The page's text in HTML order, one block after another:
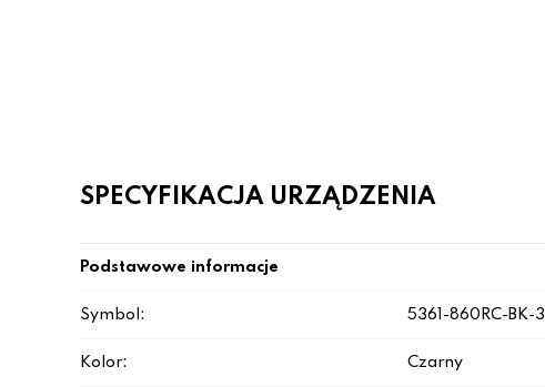
SPECYFIKACJA URZĄDZENIA
Podstawowe informacje
Symbol: 5361-860RC-BK-3
Kolor: Czarny